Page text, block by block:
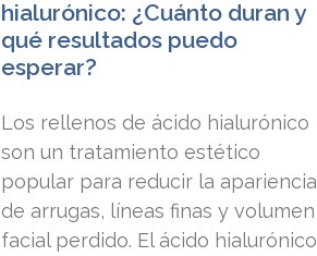
hialurónico: ¿Cuánto duran y
qué resultados puedo
esperar?
Los rellenos de ácido hialurónico
son un tratamiento estético
popular para reducir la apariencia
de arrugas, líneas finas y volumen
facial perdido. El ácido hialurónico